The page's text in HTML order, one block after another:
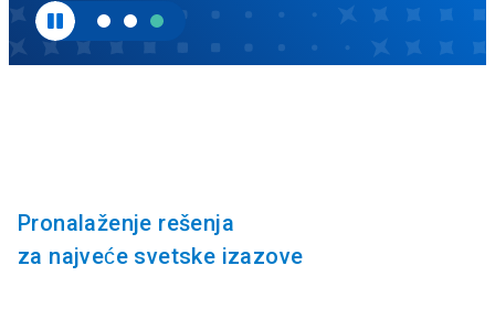
Pronalaženje rešenja
za najveće svetske izazove